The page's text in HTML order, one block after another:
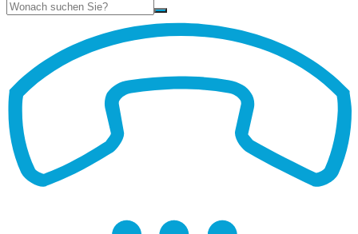
Suche